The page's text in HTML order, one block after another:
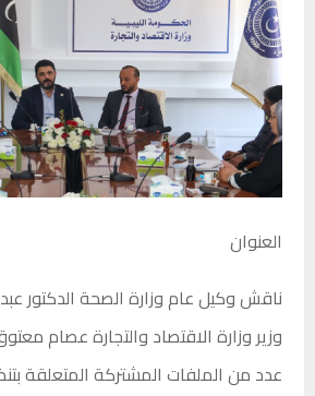
العنوان
ناقش وكيل عام وزارة الصحة الدكتور
وزير وزارة الاقتصاد والتجارة عصام
عدد من الملفات المشتركة المتعلقة